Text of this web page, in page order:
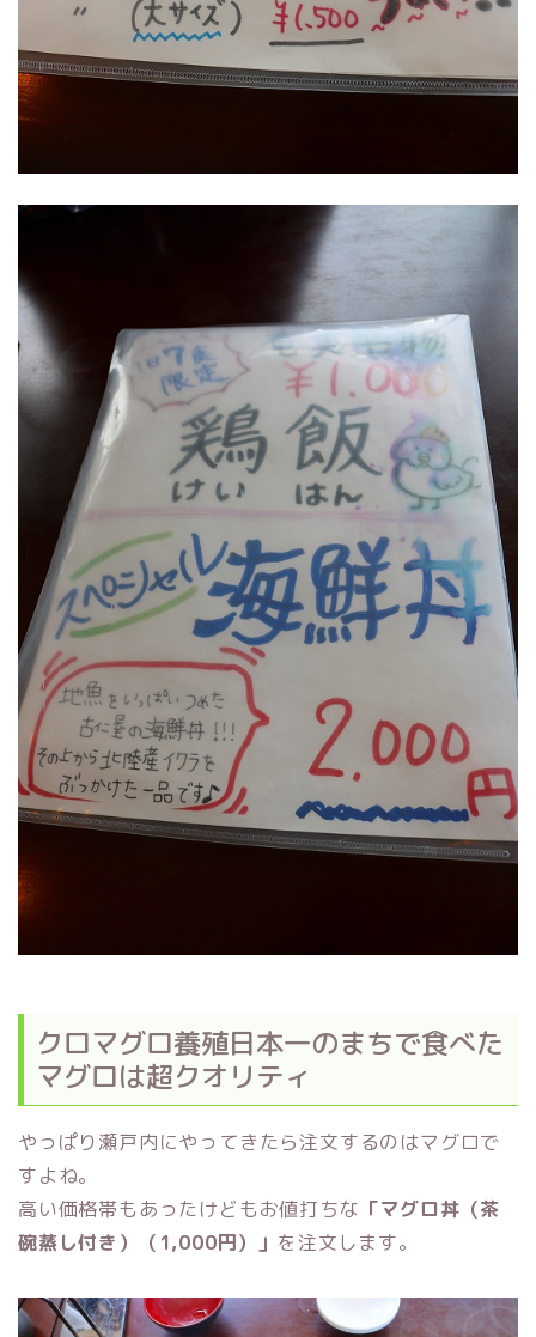
クロマグロ養殖日本一のまちで食べた
マグロは超クオリティ
やっぱり瀬戸内にやってきたら注文するのはマグロで
すよね。
高い価格帯もあったけどもお値打ちな 「マグロ丼（茶
碗蒸し付き）（1,000円）」 を注文します。